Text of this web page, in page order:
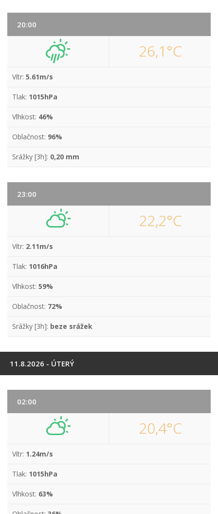
20:00
26,1°C
Vítr: 5.61m/s
Tlak: 1015hPa
Vlhkost: 46%
Oblačnost: 96%
Srážky [3h]: 0,20 mm
23:00
22,2°C
Vítr: 2.11m/s
Tlak: 1016hPa
Vlhkost: 59%
Oblačnost: 72%
Srážky [3h]: beze srážek
11.8.2026 - ÚTERÝ
02:00
20,4°C
Vítr: 1.24m/s
Tlak: 1015hPa
Vlhkost: 63%